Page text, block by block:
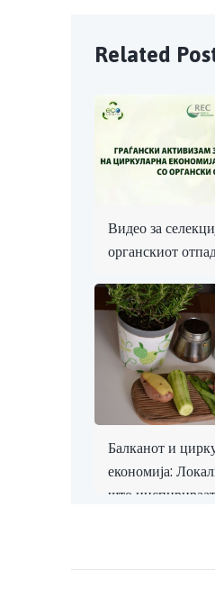
Related
Видео за
органскиот
Балканот и
економија:
што инспирираат